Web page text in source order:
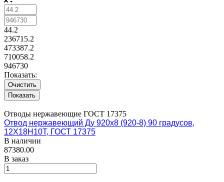
44.2
236715.2
473387.2
710058.2
946730
Показать:
Очистить
Отводы нержавеющие ГОСТ 17375
Отвод нержавеющий Ду 920х8 (920-8) 90 градусов,
12Х18Н10Т, ГОСТ 17375
В наличии
87380.00
В заказ